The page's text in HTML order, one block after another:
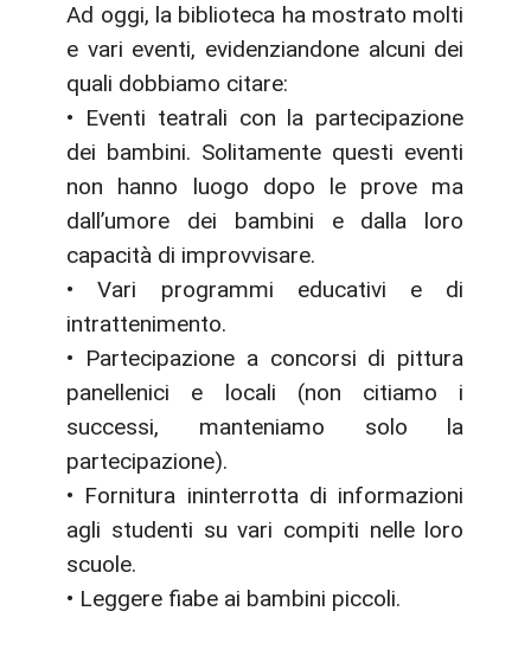
Ad oggi, la biblioteca ha mostrato molti
e vari eventi, evidenziandone alcuni dei
quali dobbiamo citare:
• Eventi teatrali con la partecipazione
dei bambini. Solitamente questi eventi
non hanno luogo dopo le prove ma
dall’umore dei bambini e dalla loro
capacità di improvvisare.
• Vari programmi educativi e di
intrattenimento.
• Partecipazione a concorsi di pittura
panellenici e locali (non citiamo i
successi, manteniamo solo la
partecipazione).
• Fornitura ininterrotta di informazioni
agli studenti su vari compiti nelle loro
scuole.
• Leggere fiabe ai bambini piccoli.